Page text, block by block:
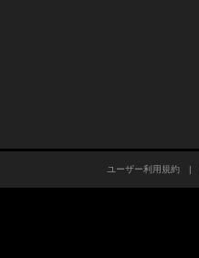
ユーザー利用規約|